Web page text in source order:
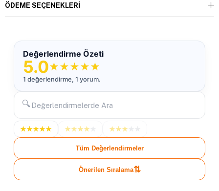
ÖDEME SEÇENEKLERI
Değerlendirme Özeti
5.0★★★★★
1 değerlendirme, 1 yorum.
🔍
★★★★★ ★★★★ ★★★
Tüm Değerlendirmeler
Önerilen Sıralama⇅